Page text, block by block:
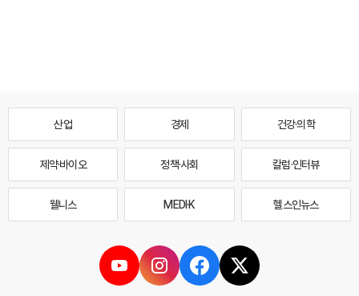
산업 경제 건강·의학
제약·바이오 정책·사회 칼럼·인터뷰
웰니스 MEDI·K 헬스인뉴스